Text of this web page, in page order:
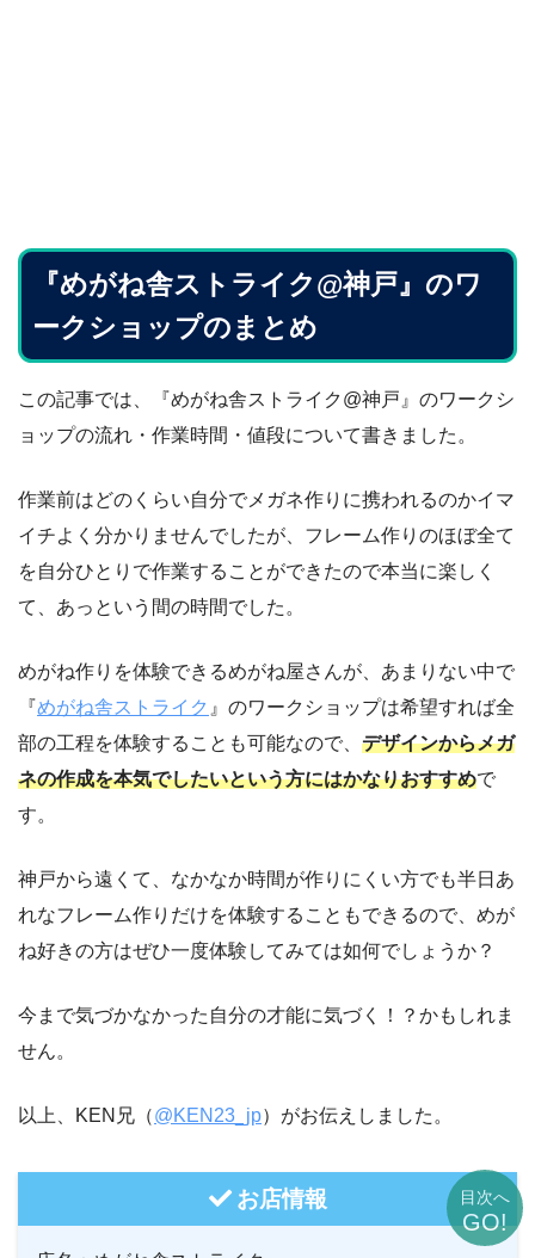
目次へ
GO!
『めがね舎ストライク@神戸』のワ
ークショップのまとめ
この記事では、『めがね舎ストライク@神戸』のワークシ
ョップの流れ・作業時間・値段について書きました。
作業前はどのくらい自分でメガネ作りに携われるのかイマ
イチよく分かりませんでしたが、フレーム作りのほぼ全て
を自分ひとりで作業することができたので本当に楽しく
て、あっという間の時間でした。
めがね作りを体験できるめがね屋さんが、あまりない中で
『めがね舎ストライク 』のワークショップは希望すれば全
部の工程を体験することも可能なので、 デザインからメガ
ネの作成を本気でしたいという方にはかなりおすすめで
す。
神戸から遠くて、なかなか時間が作りにくい方でも半日あ
れなフレーム作りだけを体験することもできるので、めが
ね好きの方はぜひ一度体験してみては如何でしょうか？
今まで気づかなかった自分の才能に気づく！？かもしれま
せん。
以上、KEN兄（@KEN23_jp）がお伝えしました。
お店情報